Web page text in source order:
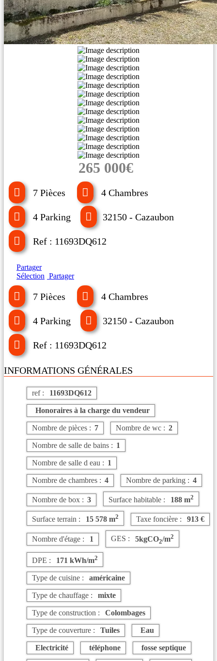
265 000€
7 Pièces 4 Chambres
4 Parking 32150 - Cazaubon
Ref : 11693DQ612
Partager
Sélection Partager
7 Pièces 4 Chambres
4 Parking 32150 - Cazaubon
Ref : 11693DQ612
INFORMATIONS GÉNÉRALES
ref : 11693DQ612
Honoraires à la charge du vendeur
Nombre de pièces : 7 Nombre de wc : 2
Nombre de salle de bains : 1
Nombre de salle d eau : 1
Nombre de chambres : 4 Nombre de parking : 4
Nombre de box : 3 Surface habitable : 188 m2
Surface terrain : 15 578 m2 Taxe foncière : 913 €
Nombre d'étage : 1 GES : 5kgCO2/m2
DPE : 171 kWh/m2
Type de cuisine : américaine
Type de chauffage : mixte
Type de construction : Colombages
Type de couverture : Tuiles Eau
Electricité téléphone fosse septique